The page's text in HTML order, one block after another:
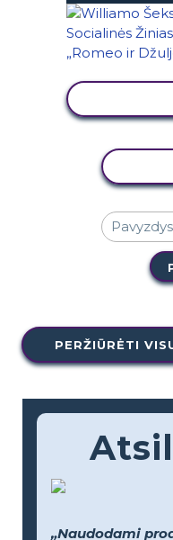
PERŽIŪRĖTI
„Naudodami